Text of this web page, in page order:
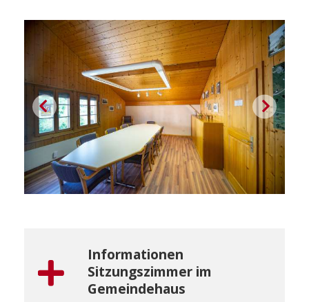
Informationen
Sitzungszimmer im
Gemeindehaus